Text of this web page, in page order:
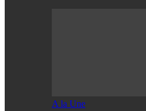
A la Une